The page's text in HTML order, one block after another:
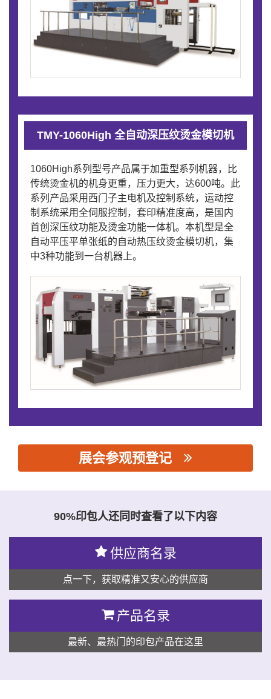
TMY-1060High 全自动深压纹烫金模切机
1060High系列型号产品属于加重型系列机器，比
传统烫金机的机身更重，压力更大，达600吨。此
系列产品采用西门子主电机及控制系统，运动控
制系统采用全伺服控制，套印精准度高，是国内
首创深压纹功能及烫金功能一体机。本机型是全
自动平压平单张纸的自动热压纹烫金模切机，集
中3种功能到一台机器上。
展会参观预登记
90%印包人还同时查看了以下内容
供应商名录
点一下，获取精准又安心的供应商
产品名录
最新、最热门的印包产品在这里